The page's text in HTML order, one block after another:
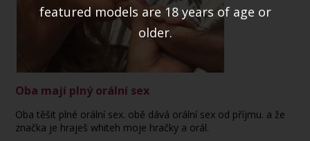
Oba mají plný orální sex
Oba těšit plné orální sex. obě dává orální sex od příjmu. a že
značka je hraješ whiteh moje hračky a orál.
featured models are 18 years of age or
older.